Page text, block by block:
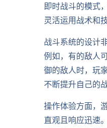
即时战斗的模式
灵活运用战术和
战斗系统的设计
例如，有的敌人
御的敌人时，玩
不断提升自己的
操作体验方面，
直观且响应迅速